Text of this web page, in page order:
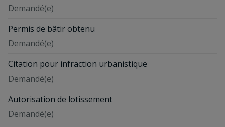
Demandé(e)
Permis de bâtir obtenu
Demandé(e)
Citation pour infraction urbanistique
Demandé(e)
Autorisation de lotissement
Demandé(e)